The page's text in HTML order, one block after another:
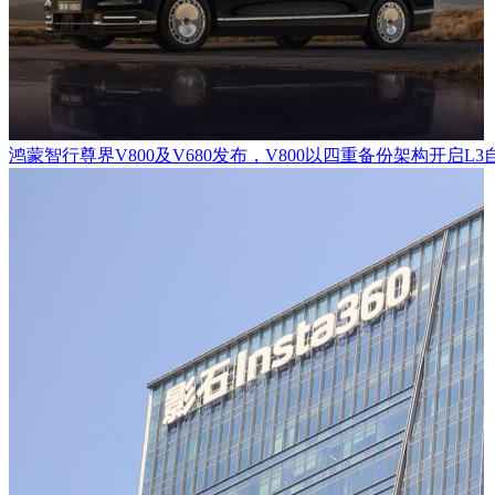
鸿蒙智行尊界V800及V680发布，V800以四重备份架构开启L3